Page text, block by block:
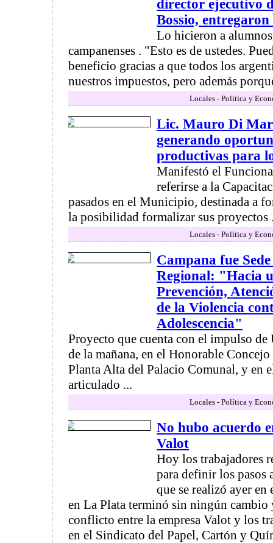
director ejecutivo
Bossio,
Lo hicieron a
campanenses . "Esto es de ustedes.
beneficio gracias a que todos los
nuestros impuestos, pero además
Locales - Política y
Lic. Mauro Di
generando
productivas para
Manifestó el
referirse a la
pasados en el Municipio, destinada a
la posibilidad formalizar sus proyectos
Locales - Política y
Campana fue
Regional: "Hacia
Prevención,
de la Violencia
Adolescencia"
Proyecto que cuenta con el impulso de
de la mañana, en el Honorable
Planta Alta del Palacio Comunal, y en
articulado ...
Locales - Política y
No hubo acuerdo
Valot
Hoy los trabajadores
para definir los pasos
que se realizó ayer
en La Plata terminó sin ningún cambio
conflicto entre la empresa Valot y los
en el Sindicato del Papel, Cartón y